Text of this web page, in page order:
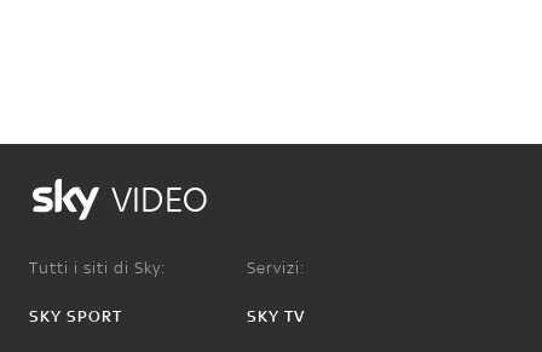
VIDEO
Tutti i siti di Sky:
SKY SPORT
Servizi:
SKY TV